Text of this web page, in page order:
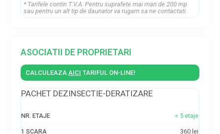
* Tarifele contin T.V.A. Pentru suprafete mai mari de 200 mp
sau pentru un alt tip de daunator va rugam sa ne contactati.
ASOCIATII DE PROPRIETARI
CALCULEAZAAICI TARIFUL ON-LINE!
PACHET DEZINSECTIE-DERATIZARE
NR.
1
< 5 etaje
360 lei